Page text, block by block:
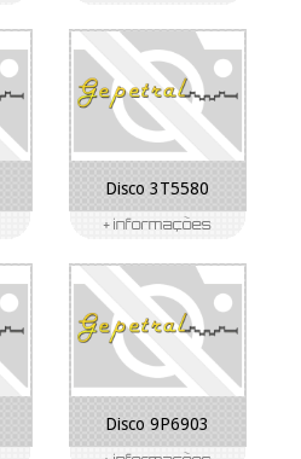
Disco 3T5580
Disco 9P6903